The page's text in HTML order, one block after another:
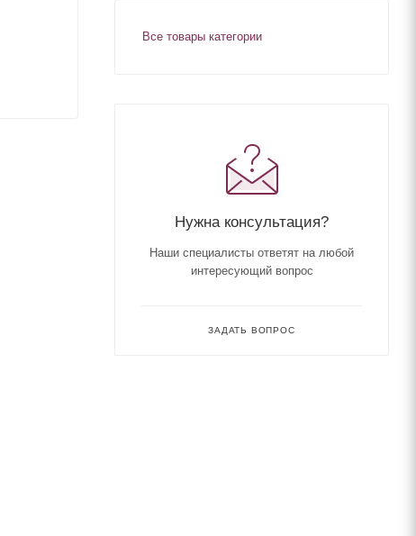
Все товары категории
Нужна консультация?
Наши специалисты ответят на любой
интересующий вопрос
ЗАДАТЬ ВОПРОС